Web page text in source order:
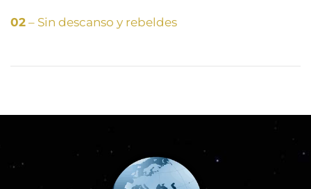
02 – Sin descanso y rebeldes